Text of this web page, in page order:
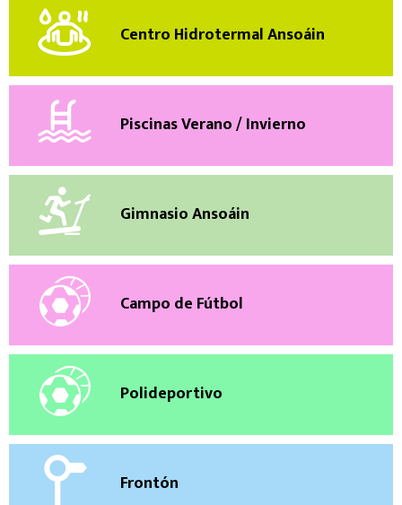
Centro Hidrotermal Ansoáin
Piscinas Verano / Invierno
Gimnasio Ansoáin
Campo de Fútbol
Polideportivo
Frontón